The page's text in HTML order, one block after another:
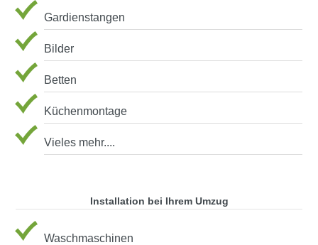
Gardienstangen
Bilder
Betten
Küchenmontage
Vieles mehr....
Installation bei Ihrem Umzug
Waschmaschinen